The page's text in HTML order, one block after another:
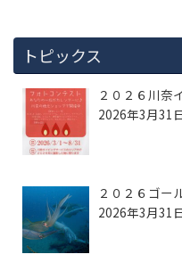
トピックス
２０２６川奈
2026年3月31
２０２６ゴー
2026年3月31